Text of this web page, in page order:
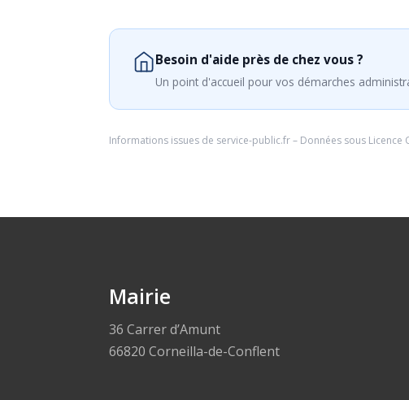
Besoin d'aide près de chez vous ?
Un point d'accueil pour vos démarches
Informations issues de service-public.fr– Données sous Licence
Mairie
36 Carrer d’Amunt
66820 Corneilla-de-Conflent